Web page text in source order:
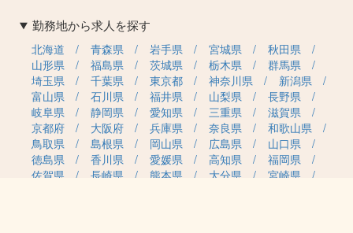
勤務地から求人を探す
北海道 青森県 岩手県 宮城県
秋田県
山形県
福島県 茨城県 栃木県
群馬県
埼玉県
千葉県 東京都 神奈川県
新潟県
富山県
石川県 福井県 山梨県
長野県
岐阜県
静岡県 愛知県 三重県
滋賀県
京都府
大阪府 兵庫県 奈良県
和歌山県
鳥取県
島根県 岡山県 広島県
山口県
徳島県
香川県 愛媛県 高知県
福岡県
佐賀県
長崎県 熊本県 大分県
宮崎県